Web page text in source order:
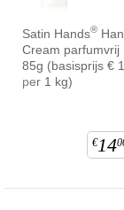
Satin Hands®
Cream parfumvrij
85g (basisprijs €
per 1 kg)
€14